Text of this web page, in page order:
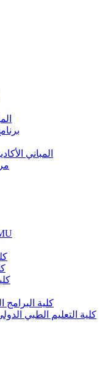
المباني
كلية البرامج
كلية التعليم الطبي